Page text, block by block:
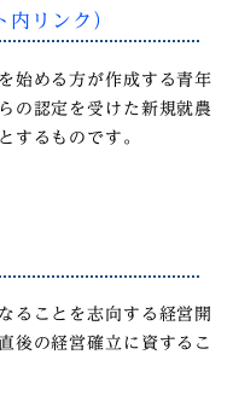
内リンク）
始める方が作成する青年
の認定を受けた新規就農
するものです。
ることを志向する経営開
後の経営確立に資するこ